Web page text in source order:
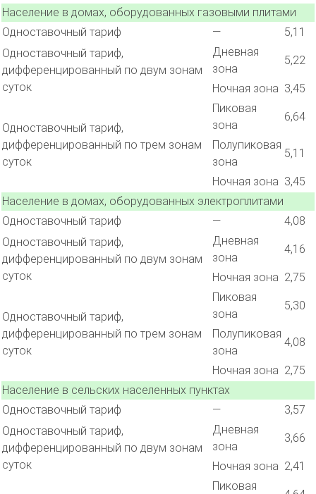
Население в домах, оборудованных газовыми плитами
Одноставочный тариф
—
5,11
Одноставочный тариф,
дифференцированный по двум зонам
суток
Дневная
зона
5,22
Ночная зона 3,45
Одноставочный тариф,
дифференцированный по трем зонам
суток
Пиковая
зона
6,64
Полупиковая
зона
5,11
Ночная зона 3,45
Население в домах, оборудованных электроплитами
Одноставочный тариф
—
4,08
Одноставочный тариф,
дифференцированный по двум зонам
суток
Дневная
зона
4,16
Ночная зона 2,75
Одноставочный тариф,
дифференцированный по трем зонам
суток
Пиковая
зона
5,30
Полупиковая
зона
4,08
Ночная зона 2,75
Население в сельских населенных пунктах
Одноставочный тариф
—
3,57
Одноставочный тариф,
дифференцированный по двум зонам
суток
Дневная
зона
3,66
Ночная зона 2,41
Пиковая